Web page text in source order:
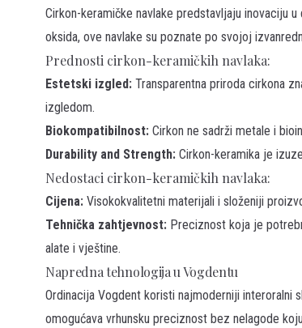
Cirkon-keramičke navlake predstavljaju inovaciju
oksida, ove navlake su poznate po svojoj
Prednosti cirkon-keramičkih navlaka:
Estetski izgled: Transparentna priroda cirkona
izgledom.
Biokompatibilnost: Cirkon ne sadrži metale i
Durability and Strength: Cirkon-keramika je
Nedostaci cirkon-keramičkih navlaka:
Cijena: Visokokvalitetni materijali i složeniji
Tehnička zahtjevnost: Preciznost koja je
alate i vještine.
Napredna tehnologija u Vogdentu
Ordinacija Vogdent koristi najmoderniji interoralni
omogućava vrhunsku preciznost bez nelagode